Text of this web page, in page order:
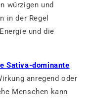
würzigen und
in der Regel
und die
Sativa-dominante
anregend oder
Menschen kann